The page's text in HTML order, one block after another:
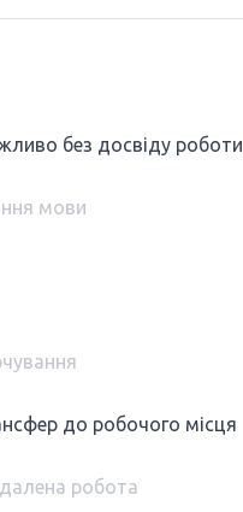
без досвіду роботи
мови
до робочого місця
робота